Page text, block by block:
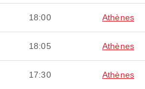
18:00 Athènes
18:05 Athènes
17:30 Athènes